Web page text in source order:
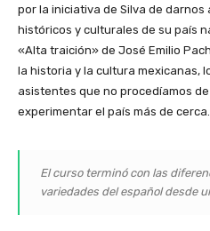
por la iniciativa de Silva de
históricos y culturales de su país
«Alta traición» de José Emilio
la historia y la cultura mexicanas,
asistentes que no procedíamos
experimentar el país más de cerca.
El curso terminó con las
variedades del español desde